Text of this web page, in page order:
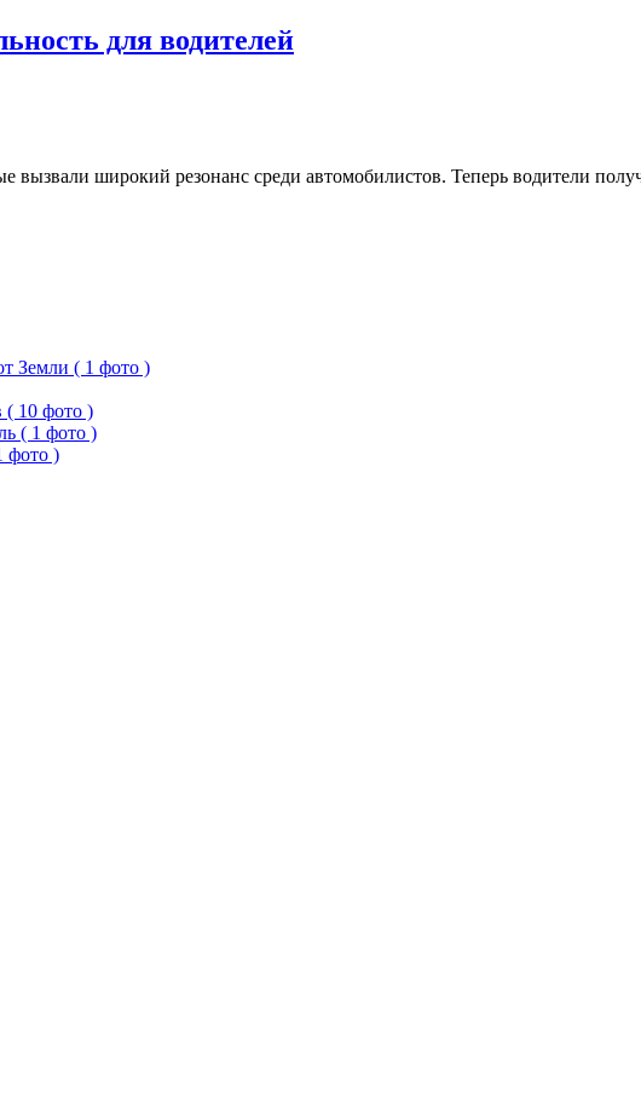
для водителей
широкий резонанс среди автомобилистов. Теперь водители
Земли ( 1 фото )
( 10 фото )
( 1 фото )
фото )